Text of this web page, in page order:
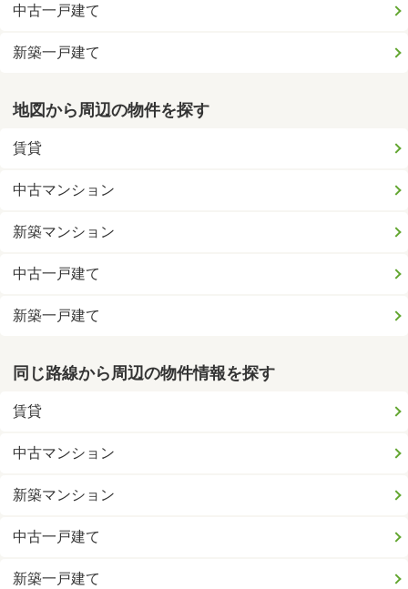
中古一戸建て
新築一戸建て
地図から周辺の物件を探す
賃貸
中古マンション
新築マンション
中古一戸建て
新築一戸建て
同じ路線から周辺の物件情報を探す
賃貸
中古マンション
新築マンション
中古一戸建て
新築一戸建て